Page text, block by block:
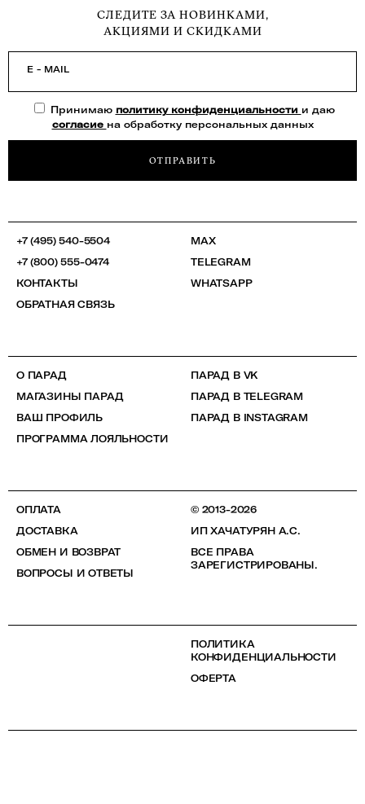
СЛЕДИТЕ ЗА НОВИНКАМИ,
АКЦИЯМИ И СКИДКАМИ
E - MAIL
Принимаю политику конфиденциальности и даю
согласие на обработку персональных данных
ОТПРАВИТЬ
+7 (495) 540-5504
+7 (800) 555-0474
КОНТАКТЫ
ОБРАТНАЯ СВЯЗЬ
MAX
TELEGRAM
WHATSAPP
О ПАРАД
МАГАЗИНЫ ПАРАД
ВАШ ПРОФИЛЬ
ПРОГРАММА ЛОЯЛЬНОСТИ
ПАРАД В VK
ПАРАД В TELEGRAM
ПАРАД В INSTAGRAM
ОПЛАТА
ДОСТАВКА
ОБМЕН И ВОЗВРАТ
ВОПРОСЫ И ОТВЕТЫ
© 2013-2026
ИП ХАЧАТУРЯН А.С.
ВСЕ ПРАВА
ЗАРЕГИСТРИРОВАНЫ.
ПОЛИТИКА
КОНФИДЕНЦИАЛЬНОСТИ
ОФЕРТА